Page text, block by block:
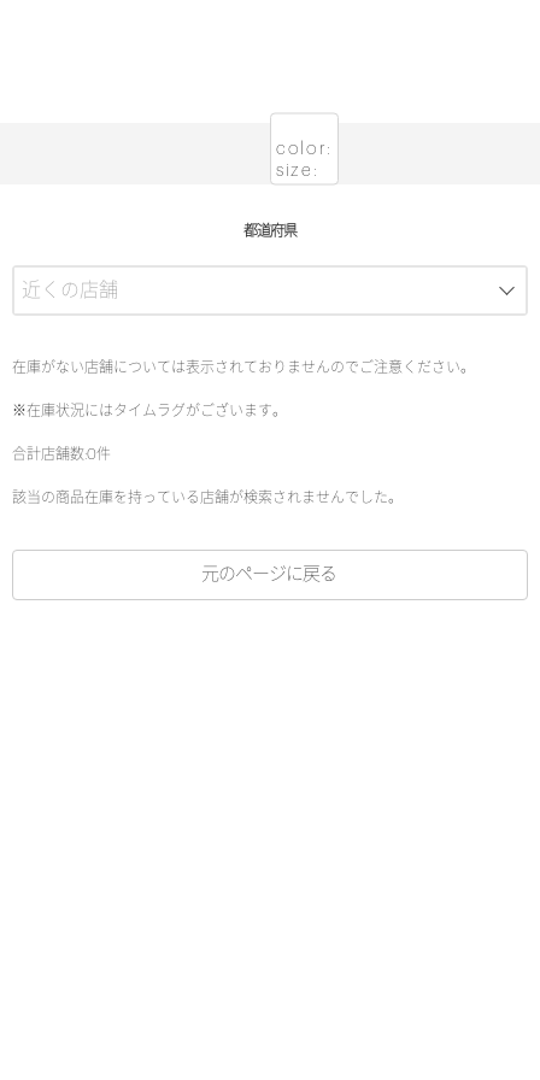
color:
size:
都道府県
在庫がない店舗については表示されておりませんのでご注意ください。
※在庫状況にはタイムラグがございます。
合計店舗数:0件
該当の商品在庫を持っている店舗が検索されませんでした。
元のページに戻る